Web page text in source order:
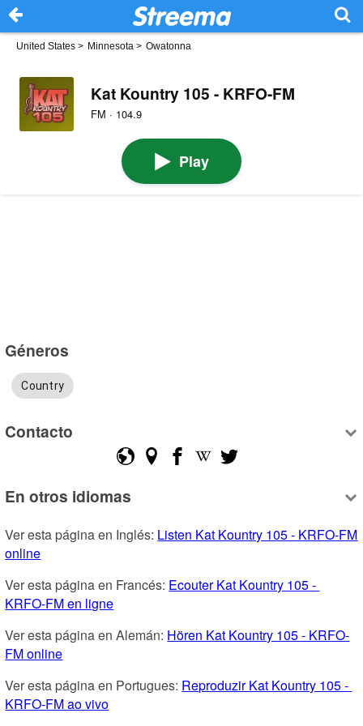
United States > Minnesota > Owatonna
Kat Kountry 105 - KRFO-FM
FM · 104.9
Play
Géneros
Country
Contacto
En otros idiomas
Ver esta página en Inglés: Listen Kat Kountry 105 - KRFO-FM
online
Ver esta página en Francés: Ecouter Kat Kountry 105 -
KRFO-FM en ligne
Ver esta página en Alemán: Hören Kat Kountry 105 - KRFO-
FM online
Ver esta página en Portugues: Reproduzir Kat Kountry 105 -
KRFO-FM ao vivo